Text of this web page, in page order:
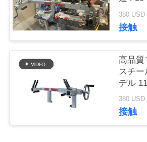
絡
し
380 USD
接触
高品質
スチ
デル
ンチの
ドロー
プレス
380 USD
接触